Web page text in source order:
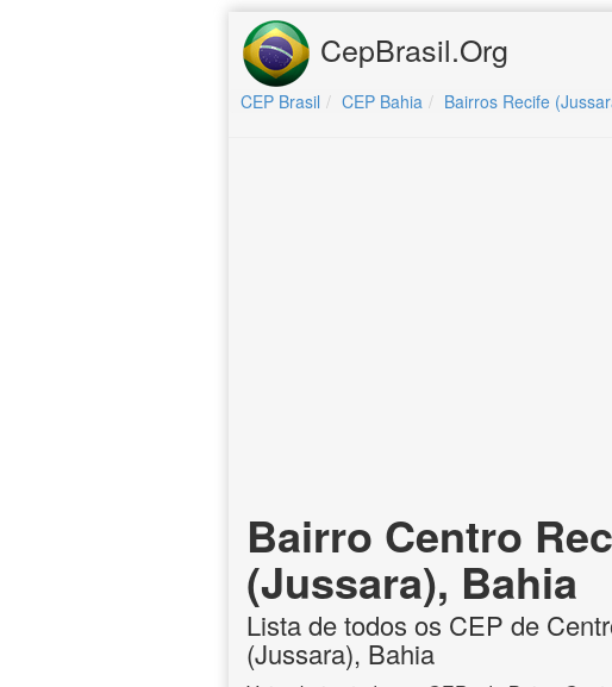
CepBrasil.Org
CEP Brasil CEP Bahia Bairros Recife
Bairro Centro
(Jussara), Bahia
Lista de todos os CEP de
(Jussara), Bahia